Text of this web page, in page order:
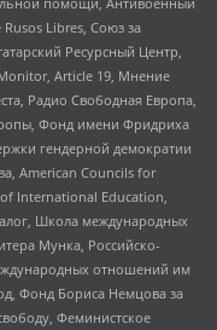
Libres, Союз за
Ресурсный Центр,
Article 19, Мнение
Радио Свободная Европа,
Фонд имени Фридриха
гендерной демократии
American Councils for
International Education,
Школа международных
Мунка, Российско-
отношений им
Фонд Бориса Немцова за
Феминистское